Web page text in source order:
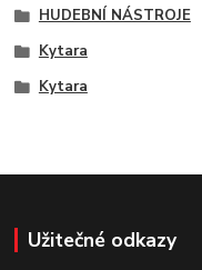
HUDEBNÍ NÁSTROJE
Kytara
Kytara
Užitečné odkazy